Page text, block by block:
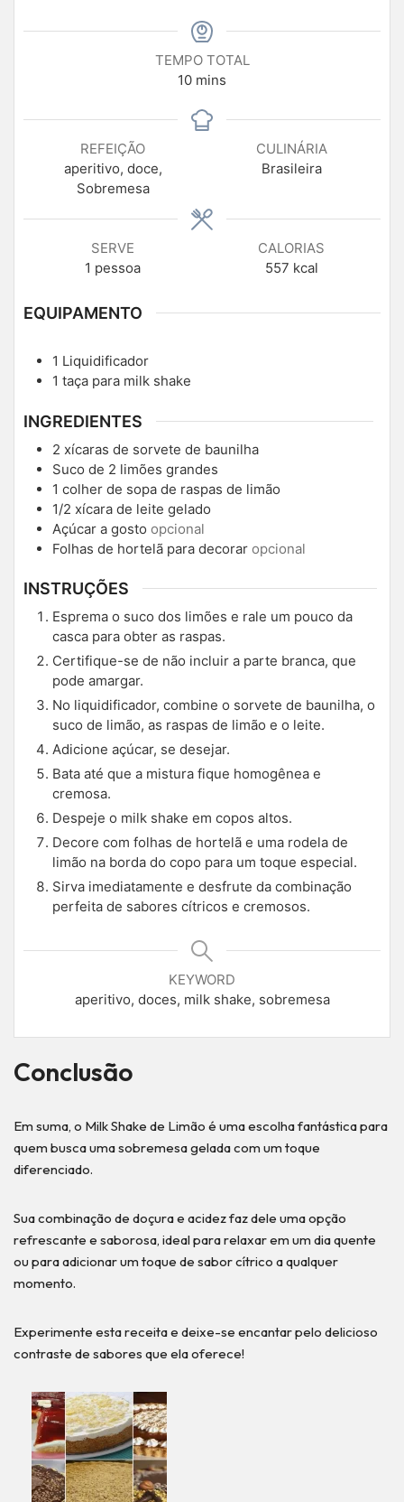
TEMPO TOTAL
10 mins
REFEIÇÃO
aperitivo, doce,
Sobremesa
CULINÁRIA
Brasileira
SERVE
1 pessoa
CALORIAS
557 kcal
EQUIPAMENTO
1 Liquidificador
1 taça para milk shake
INGREDIENTES
2 xícaras de sorvete de baunilha
Suco de 2 limões grandes
1 colher de sopa de raspas de limão
1/2 xícara de leite gelado
Açúcar a gosto opcional
Folhas de hortelã para decorar opcional
INSTRUÇÕES
Esprema o suco dos limões e rale um pouco da
casca para obter as raspas.
Certifique-se de não incluir a parte branca, que
pode amargar.
No liquidificador, combine o sorvete de baunilha, o
suco de limão, as raspas de limão e o leite.
Adicione açúcar, se desejar.
Bata até que a mistura fique homogênea e
cremosa.
Despeje o milk shake em copos altos.
Decore com folhas de hortelã e uma rodela de
limão na borda do copo para um toque especial.
Sirva imediatamente e desfrute da combinação
perfeita de sabores cítricos e cremosos.
KEYWORD
aperitivo, doces, milk shake, sobremesa
Conclusão
Em suma, o Milk Shake de Limão é uma escolha fantástica para
quem busca uma sobremesa gelada com um toque
diferenciado.
Sua combinação de doçura e acidez faz dele uma opção
refrescante e saborosa, ideal para relaxar em um dia quente
ou para adicionar um toque de sabor cítrico a qualquer
momento.
Experimente esta receita e deixe-se encantar pelo delicioso
contraste de sabores que ela oferece!